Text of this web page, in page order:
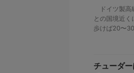
ドイツ製高
との国境近く
歩けば20〜
チューダ